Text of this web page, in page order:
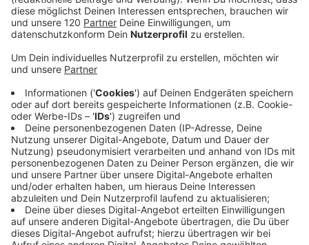
Anregungen, etc. könnt ihr uns gerne unter
podcast@astronomie.at kontaktieren!
Der BeitragAAS Podcast September 2024 &
Partielle Mondfinsterniserschien zuerst auf
Astronomischer Arbeitskreis Salzkammergut
DatenschutzImpressumAGBsJobsKontaktWerben